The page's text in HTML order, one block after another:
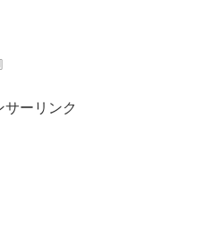
サーリンク